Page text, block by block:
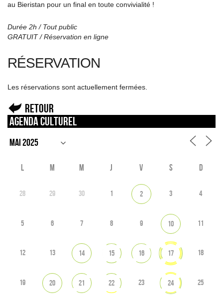
au Bieristan pour un final en toute convivialité !
Durée 2h / Tout public
GRATUIT / Réservation en ligne
RÉSERVATION
Les réservations sont actuellement fermées.
Retour
Agenda culturel
L M M J V S D
28 29 30 1 2 3 4
5 6 7 8 9 10 11
12 13 14 15 16 17 18
19 20 21 22 23 24 25